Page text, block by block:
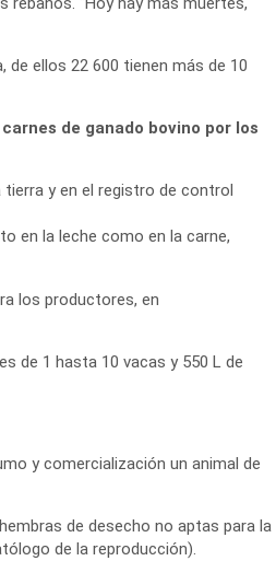
de ellos 22 600 tienen más de 10
de ganado bovino por los
y en el registro de control
en la leche como en la carne,
los productores, en
de 1 hasta 10 vacas y 550 L de
y comercialización un animal de
de desecho no aptas para la
de la reproducción).